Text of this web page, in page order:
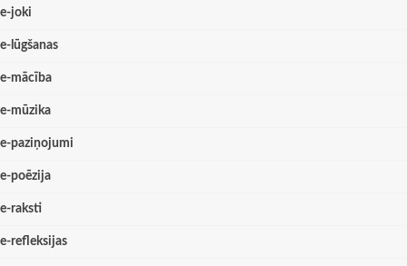
e-joki
e-lūgšanas
e-mācība
e-mūzika
e-paziņojumi
e-poēzija
e-raksti
e-refleksijas